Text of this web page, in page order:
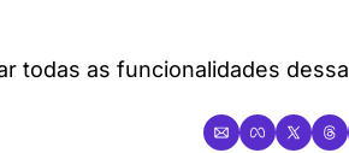
todas as funcionalidades dessa